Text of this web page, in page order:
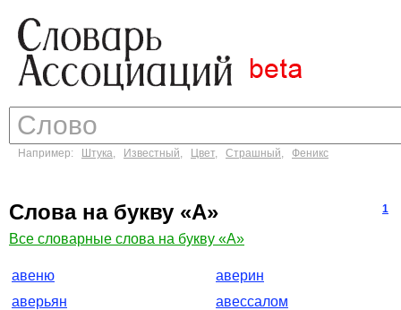
Например: Штука, Известный, Цвет, Страшный, Феникс
Слова на букву «А» 1
Все словарные слова на букву «А»
авеню
аверин
аверьян
авессалом